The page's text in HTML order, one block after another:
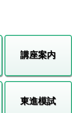
講座案内
東進模試